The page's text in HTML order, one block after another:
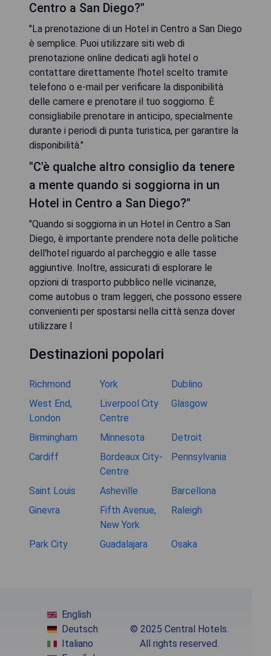
Centro a San Diego?"
"La prenotazione di un Hotel in Centro a San Diego
è semplice. Puoi utilizzare siti web di
prenotazione online dedicati agli hotel o
contattare direttamente l'hotel scelto tramite
telefono o e-mail per verificare la disponibilità
delle camere e prenotare il tuo soggiorno. È
consigliabile prenotare in anticipo, specialmente
durante i periodi di punta turistica, per garantire la
disponibilità."
"C'è qualche altro consiglio da tenere
a mente quando si soggiorna in un
Hotel in Centro a San Diego?"
"Quando si soggiorna in un Hotel in Centro a San
Diego, è importante prendere nota delle politiche
dell'hotel riguardo al parcheggio e alle tasse
aggiuntive. Inoltre, assicurati di esplorare le
opzioni di trasporto pubblico nelle vicinanze,
come autobus o tram leggeri, che possono essere
convenienti per spostarsi nella città senza dover
utilizzare l
Destinazioni popolari
Richmond York
Dublino
West End,
London
Liverpool City
Centre
Glasgow
Birmingham Minnesota
Detroit
Cardiff
Bordeaux City-
Centre
Pennsylvania
Saint Louis Asheville
Barcellona
Ginevra
Fifth Avenue,
New York
Raleigh
Park City Guadalajara Osaka
English
Deutsch
Italiano
© 2025 Central Hotels.
All rights reserved.